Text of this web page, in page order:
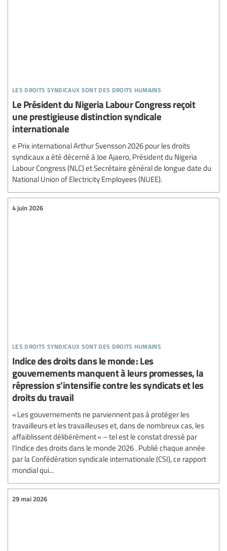
les droits syndicaux sont des droits humains
Le Président du Nigeria Labour Congress reçoit
une prestigieuse distinction syndicale
internationale
e Prix international Arthur Svensson 2026 pour les droits
syndicaux a été décerné à Joe Ajaero, Président du Nigeria
Labour Congress (NLC) et Secrétaire général de longue date du
National Union of Electricity Employees (NUEE).
les droits syndicaux sont des droits humains
4 juin 2026
Indice des droits dans le monde : Les
gouvernements manquent à leurs promesses, la
répression s’intensifie contre les syndicats et les
droits du travail
« Les gouvernements ne parviennent pas à protéger les
travailleurs et les travailleuses et, dans de nombreux cas, les
affaiblissent délibérément » – tel est le constat dressé par
l’Indice des droits dans le monde 2026 . Publié chaque année
par la Confédération syndicale internationale (CSI), ce rapport
mondial qui...
29 mai 2026